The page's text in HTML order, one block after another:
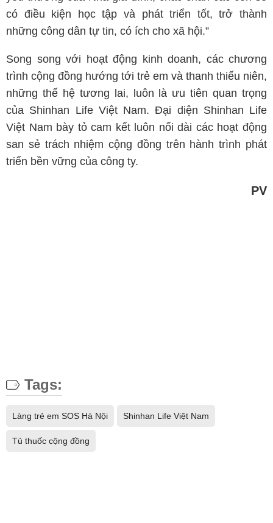
có điều kiện học tập và phát triển tốt, trở thành
những công dân tự tin, có ích cho xã hội.”
Song song với hoạt động kinh doanh, các chương
trình cộng đồng hướng tới trẻ em và thanh thiếu niên,
những thế hệ tương lai, luôn là ưu tiên quan trọng
của Shinhan Life Việt Nam. Đại diện Shinhan Life
Việt Nam bày tỏ cam kết luôn nối dài các hoạt động
san sẻ trách nhiệm cộng đồng trên hành trình phát
triển bền vững của công ty.
PV
Tags:
Làng trẻ em SOS Hà Nội Shinhan Life Việt Nam
Tủ thuốc cộng đồng